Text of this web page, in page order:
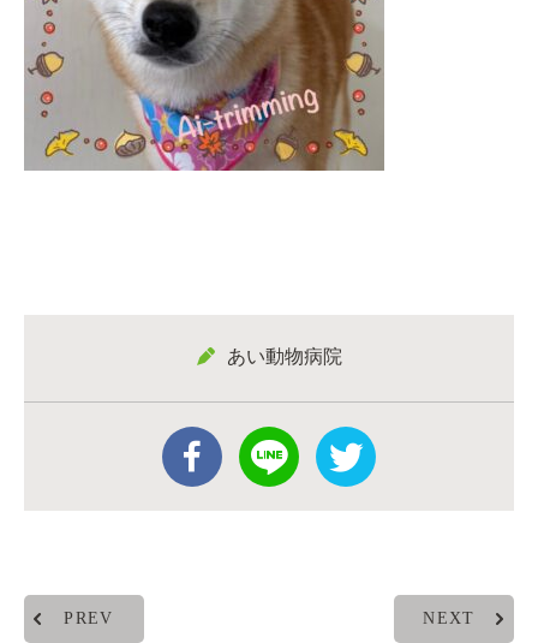
あい動物病院
PREV NEXT